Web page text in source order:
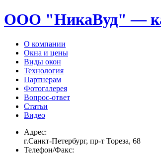
ООО "НикаВуд" —
О компании
Окна и цены
Виды окон
Технология
Партнерам
Фотогалерея
Вопрос-ответ
Статьи
Видео
Адрес:
г.Санкт-Петербург, пр-т Тореза, 68
Телефон/Факс: